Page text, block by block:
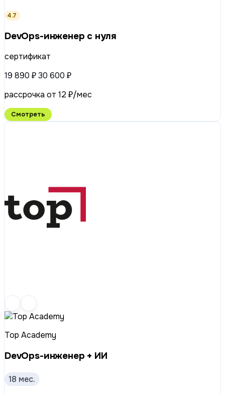
4.7
DevOps-инженер с нуля
сертификат
19 890 ₽30 600 ₽
рассрочка от 12 ₽/мес
Смотреть
Top Academy
DevOps-инженер + ИИ
18 мес.